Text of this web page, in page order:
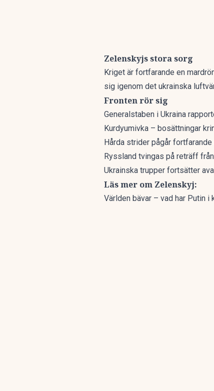
Zelenskyjs stora sorg
Kriget är fortfarande en
sig igenom det ukrainska
Fronten rör sig
Generalstaben i Ukraina
Kurdyumivka – bosättningar
Hårda strider pågår fortfarande
Ryssland tvingas på reträff
Ukrainska trupper fortsätter
Läs mer om Zelenskyj:
Världen bävar – vad har Putin i